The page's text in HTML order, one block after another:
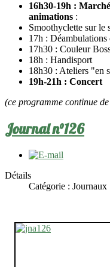
16h30-19h :
animations :
Smoothyclette sur le
17h : Déambulations
17h30 : Couleur
18h : Handisport
18h30 : Ateliers "en
19h-21h : Concert
(ce programme continue
Journal n°126
Détails
Catégorie : Journaux